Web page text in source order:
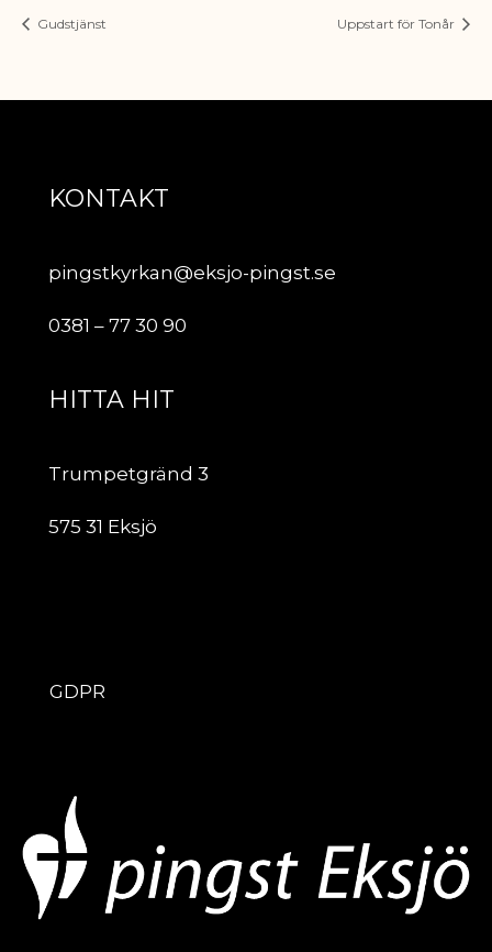
Gudstjänst Uppstart för Tonår
KONTAKT
pingstkyrkan@eksjo-pingst.se
0381 – 77 30 90
HITTA HIT
Trumpetgränd 3
575 31 Eksjö
GDPR